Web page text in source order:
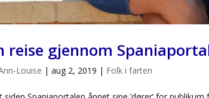
reise gjennom
Louise |aug 2, 2019 | Folk i farten